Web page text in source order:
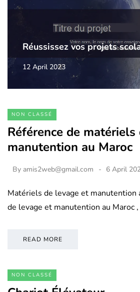
Réussissez vos projets
12 April 2023
NON CLASSÉ
Référence de
manutention au Maroc
By amis2web@gmail.com 6 April
Matériels de levage et manutention
de levage et manutention au Maroc
READ MORE
NON CLASSÉ